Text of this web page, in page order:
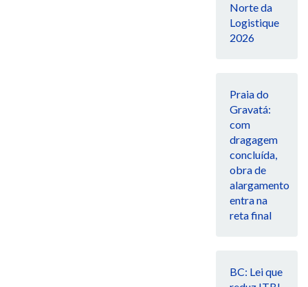
Norte da
Logistique
2026
Praia do
Gravatá:
com
dragagem
concluída,
obra de
alargamento
entra na
reta final
BC: Lei que